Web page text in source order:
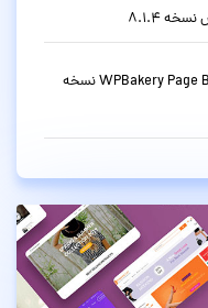
افزونه صفحه ساز و ویرایشگر دیداری WPBakery Page Builder نسخه